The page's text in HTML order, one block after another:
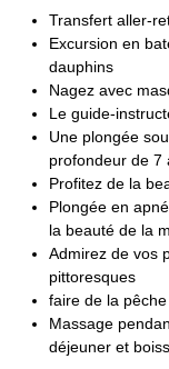
Transfert aller-
Excursion en
dauphins
Nagez avec
Le guide-
Une plongée
profondeur de 7
Profitez de la
Plongée en
la beauté de la
Admirez de vos
pittoresques
faire de la pêche
Massage
déjeuner et